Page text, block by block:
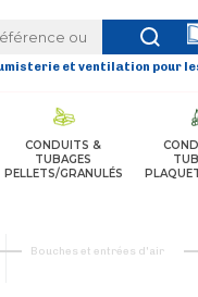
et ventilation pour
CONDUITS &
TUBAGES
PELLETS/GRANULÉS
Bouches et entrées d'air